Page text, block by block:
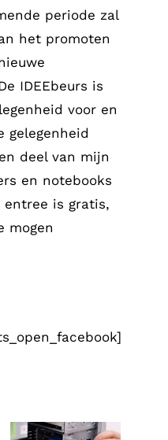
periode zal
het promoten
IDEEbeurs is
voor en
gelegenheid
deel van mijn
en notebooks
is gratis,
mogen
Vacature